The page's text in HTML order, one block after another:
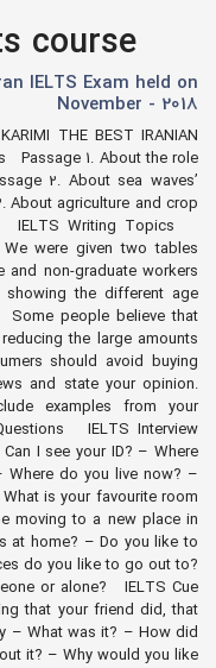
course
IELTS Exam held on
November - 2018
THE BEST IRANIAN
Passage 1. About the role
2. About sea waves’
About agriculture and crop
IELTS Writing Topics
were given two tables
and non-graduate workers
the different age
people believe that
the large amounts
should avoid buying
and state your opinion.
examples from your
IELTS Interview
I see your ID? – Where
do you live now? –
is your favourite room
moving to a new place in
at home? – Do you like to
do you like to go out to?
or alone? IELTS Cue
that your friend did, that
– What was it? – How did
it? – Why would you like ...